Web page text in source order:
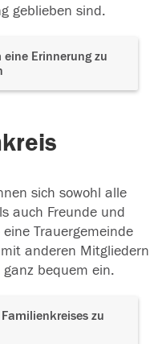
geblieben sind.
Erinnerung zu
sich sowohl alle
auch Freunde und
Trauergemeinde
anderen Mitgliedern
bequem ein.
zu